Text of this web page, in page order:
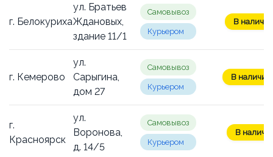
г. Белокуриха
ул. Братьев
Ждановых,
здание 11/1
Самовывоз
Курьером
В
г. Кемерово
ул.
Сарыгина,
дом 27
Самовывоз
Курьером
В
г.
Красноярск
ул.
Воронова,
д. 14/5
Самовывоз
Курьером
В